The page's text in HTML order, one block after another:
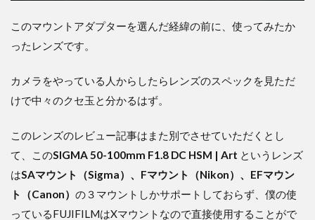
このマウントアダプターを選んだ経緯の前に、使ってみたか
ったレンズです。
カメラをやっている人からしたらレンズのスペックを見ただ
けで中々のクセ玉と分かるはず。
このレンズのレビュー記事はまた別でさせていただくとし
て、このSIGMA 50-100mm F1.8 DC HSM | Art というレンズ
はSAマウント（Sigma）、Fマウント（Nikon）、EFマウン
ト（Canon） の３マウントしかサポートしておらず、僕の使
っているFUJIFILMはXマウントなので直接使用することがで